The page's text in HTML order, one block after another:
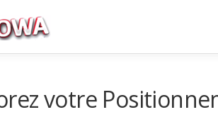
votre